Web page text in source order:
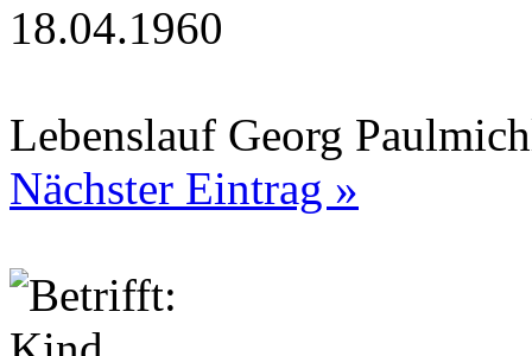
18.04.1960
Lebenslauf Georg
Nächster Eintrag »